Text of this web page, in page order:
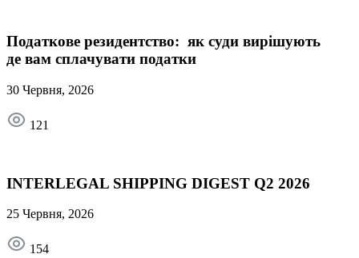
Податкове резидентство: як суди вирішують
де вам сплачувати податки
30 Червня, 2026
121
INTERLEGAL SHIPPING DIGEST Q2 2026
25 Червня, 2026
154